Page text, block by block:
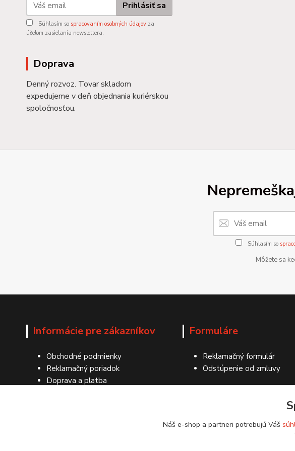
Prihlásiť sa
Súhlasím so spracovaním osobných údajov za
účelom zasielania newslettera.
Doprava
Denný rozvoz. Tovar skladom
expedujeme v deň objednania kuriérskou
spoločnosťou.
Súhlasím so
Môžete sa
Informácie pre zákazníkov
Obchodné podmienky
Reklamačný poriadok
Doprava a platba
Formuláre
Reklamačný formulár
Odstúpenie od zmluvy
Náš e-shop a partneri potrebujú Váš